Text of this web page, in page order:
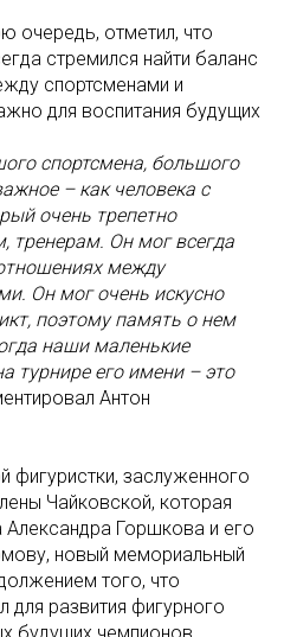
очередь, отметил, что
стремился найти баланс
спортсменами и
для воспитания будущих
спортсмена, большого
– как человека с
очень трепетно
тренерам. Он мог всегда
между
Он мог очень искусно
поэтому память о нем
наши маленькие
турнире его имени – это
Антон
фигуристки, заслуженного
Чайковской, которая
Александра Горшкова и его
новый мемориальный
того, что
развития фигурного
будущих чемпионов.